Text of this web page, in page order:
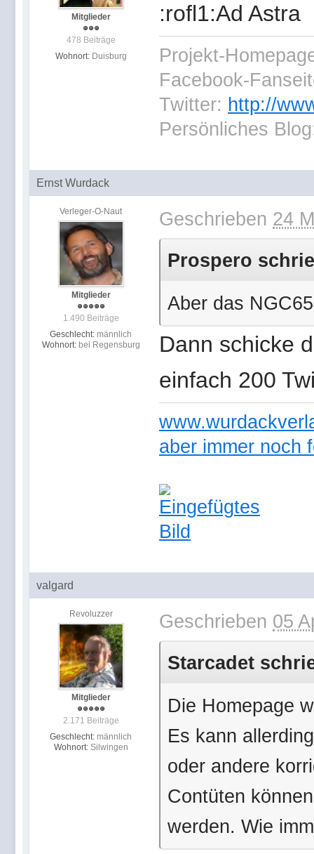
Mitglieder
478 Beiträge
Wohnort: Duisburg
:rofl1:Ad Astra
Projekt-
Facebook-
Twitter: http://
Persönliches
Ernst Wurdack
Verleger-O-Naut
Mitglieder
1.490 Beiträge
Geschlecht: männlich
Wohnort: bei Regensburg
Geschrieben 24
Prospero
Aber das
Dann schicke
einfach 200
aber immer noch
valgard
Revoluzzer
Mitglieder
2.171 Beiträge
Geschlecht: männlich
Wohnort: Silwingen
Geschrieben 05
Starcadet
Die Homepage
Es kann
oder andere
Contüten
werden. Wie